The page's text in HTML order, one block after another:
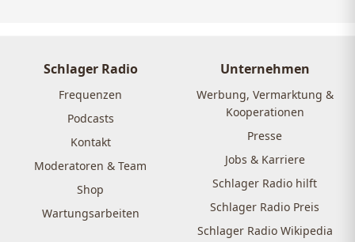
Schlager Radio
Frequenzen
Podcasts
Kontakt
Moderatoren & Team
Shop
Wartungsarbeiten
Unternehmen
Werbung, Vermarktung &
Kooperationen
Presse
Jobs & Karriere
Schlager Radio hilft
Schlager Radio Preis
Schlager Radio Wikipedia